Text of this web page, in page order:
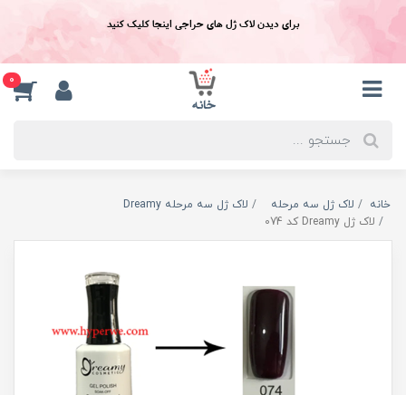
برای دیدن لاک ژل های حراجی اینجا کلیک کنید
0
خانه لاک ژل سه مرحله
لاک ژل سه مرحله Dreamy
لاک ژل Dreamy کد 074